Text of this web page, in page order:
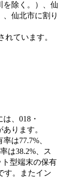
を除く。）、仙
、仙北市に割り
れています。
、018・
あります。
は77.7%、
は38.2%、ス
型端末の保有
す。またイン